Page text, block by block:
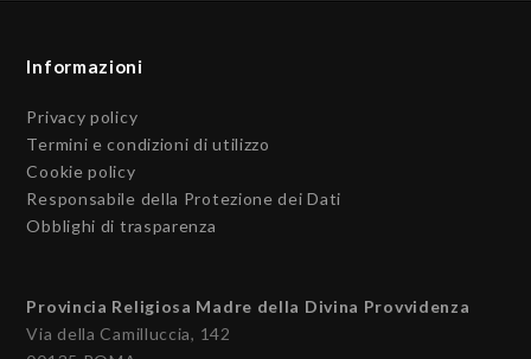
Informazioni
Privacy policy
Termini e condizioni di utilizzo
Cookie policy
Responsabile della Protezione dei Dati
Obblighi di trasparenza
Provincia Religiosa Madre della Divina Provvidenza
Via della Camilluccia, 142